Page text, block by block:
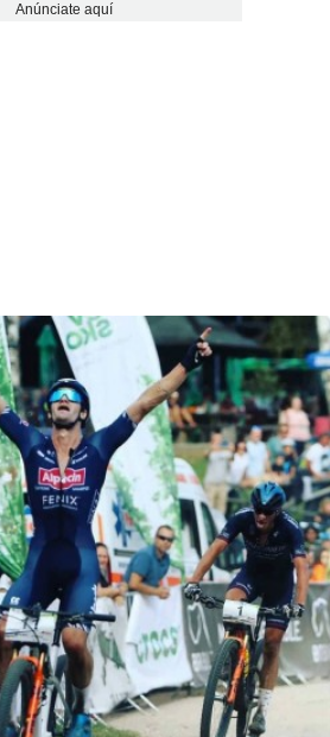
Anúnciate aquí